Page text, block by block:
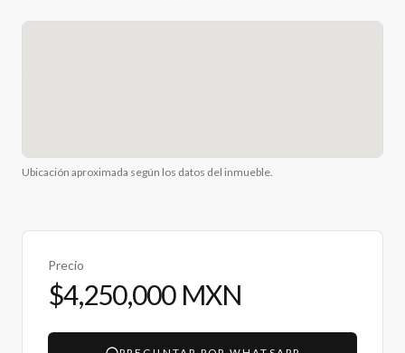
Ubicación aproximada según los datos del inmueble.
Precio
$4,250,000 MXN